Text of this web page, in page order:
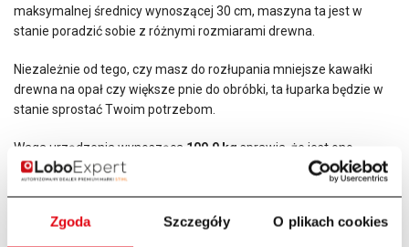
Zgoda Szczegóły O plikach cookies
maksymalnej średnicy wynoszącej 30 cm, maszyna ta jest w
stanie poradzić sobie z różnymi rozmiarami drewna.
Niezależnie od tego, czy masz do rozłupania mniejsze kawałki
drewna na opał czy większe pnie do obróbki, ta łuparka będzie w
stanie sprostać Twoim potrzebom.
Waga urządzenia wynosząca 109,9 kg sprawia, że jest ono
stabilne i niezawodne.
ułatwia jej transportowanie i manipulację na różnych